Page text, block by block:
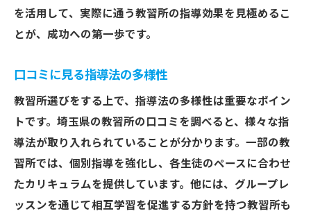
を活用して、実際に通う教習所の指導効果を見極めるこ
とが、成功への第一歩です。
口コミに見る指導法の多様性
教習所選びをする上で、指導法の多様性は重要なポイン
トです。埼玉県の教習所の口コミを調べると、様々な指
導法が取り入れられていることが分かります。一部の教
習所では、個別指導を強化し、各生徒のペースに合わせ
たカリキュラムを提供しています。他には、グループレ
ッスンを通じて相互学習を促進する方針を持つ教習所も